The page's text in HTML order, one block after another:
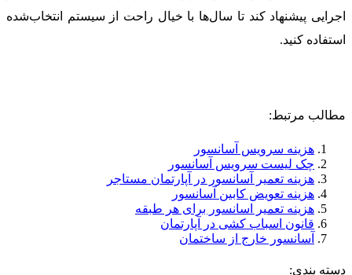
اجرایی پیشنهاد کند تا سال‌ها با خیال راحت از سیستم انتخاب‌شده
استفاده کنید.
مطالب مرتبط:
هزینه سرویس آسانسور
چک لیست سرویس آسانسور
هزینه تعمیر آسانسور در آپارتمان مستاجر
هزینه تعویض کابین آسانسور
هزینه تعمیر اسانسور برای هر طبقه
قانون اسباب کشی در آپارتمان
آسانسور خارج از ساختمان
دسته بندی: